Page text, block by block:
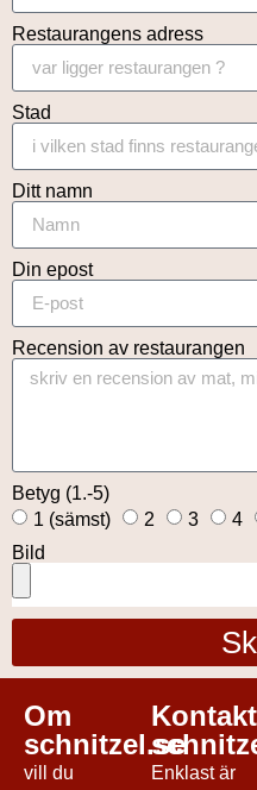
Restaurangens adress
Stad
Ditt namn
Din epost
Recension av restaurangen
Betyg (1.-5)
1 (sämst)
2 3 4
Bild
Om
schnitzel.se
vill du Enklast är